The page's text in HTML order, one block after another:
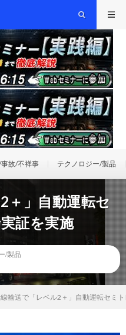
故/不祥事 テクノロジー/製品
＋」自動運転セ
証を実施
/製品
輸送で「レベル2＋」自動運転セミ